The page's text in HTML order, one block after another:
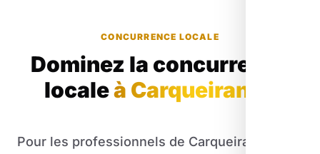
CONCURRENCE LOCALE
Dominez la concurrence
localeà Carqueiranne
Pour les professionnels de Carqueiranne, est